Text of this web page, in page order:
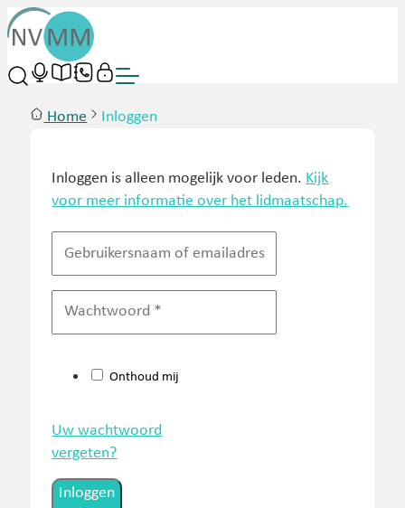
Home Inloggen
Inloggen is alleen mogelijk voor leden. Kijk
voor meer informatie over het lidmaatschap.
Onthoud mij
Uw wachtwoord
vergeten?
Inloggen